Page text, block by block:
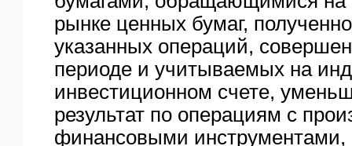
рынке ценных бумаг,
указанных операций,
периоде и учитываемых на
инвестиционном счете,
результат по операциям с
финансовыми